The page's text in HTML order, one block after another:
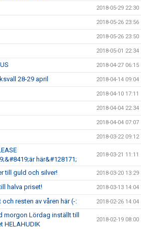
2018-05-29 22:30
2018-05-26 23:56
2018-05-26 23:50
2018-05-01 22:34
2018-04-27 06:15
28-29 april 2018-04-14 09:04
2018-04-10 17:11
2018-04-04 22:34
2018-04-04 07:07
2018-03-22 09:12
här&#128171;
2018-03-21 11:11
till guld och silver! 2018-03-20 13:29
halva priset! 2018-03-13 14:04
resten av våren här (-: 2018-02-26 14:04
morgon Lördag inställt till
HELAHUDIK
2018-02-19 08:00